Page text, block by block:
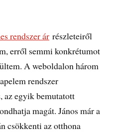
rendszer ár részleteiről
erről semmi konkrétumot
A weboldalon három
rendszer
az egyik bemutatott
magát. János már a
csökkenti az otthona